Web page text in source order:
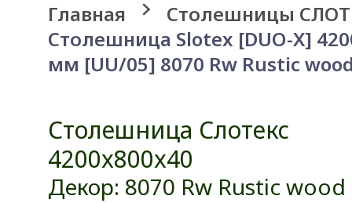
Главная
Столешницы
Столешница Slotex [DUO-X]
мм [UU/05] 8070 Rw Rustic
Столешница Слотекс
4200x800x40
Декор: 8070 Rw Rustic wood